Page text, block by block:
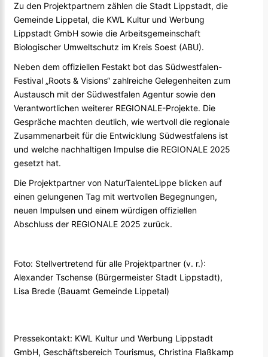
Zu den Projektpartnern zählen die Stadt Lippstadt, die
Gemeinde Lippetal, die KWL Kultur und Werbung
Lippstadt GmbH sowie die Arbeitsgemeinschaft
Biologischer Umweltschutz im Kreis Soest (ABU).
Neben dem offiziellen Festakt bot das Südwestfalen-
Festival „Roots & Visions“ zahlreiche Gelegenheiten zum
Austausch mit der Südwestfalen Agentur sowie den
Verantwortlichen weiterer REGIONALE-Projekte. Die
Gespräche machten deutlich, wie wertvoll die regionale
Zusammenarbeit für die Entwicklung Südwestfalens ist
und welche nachhaltigen Impulse die REGIONALE 2025
gesetzt hat.
Die Projektpartner von NaturTalenteLippe blicken auf
einen gelungenen Tag mit wertvollen Begegnungen,
neuen Impulsen und einem würdigen offiziellen
Abschluss der REGIONALE 2025 zurück.
Foto: Stellvertretend für alle Projektpartner (v. r.):
Alexander Tschense (Bürgermeister Stadt Lippstadt),
Lisa Brede (Bauamt Gemeinde Lippetal)
Pressekontakt: KWL Kultur und Werbung Lippstadt
GmbH, Geschäftsbereich Tourismus, Christina Flaßkamp